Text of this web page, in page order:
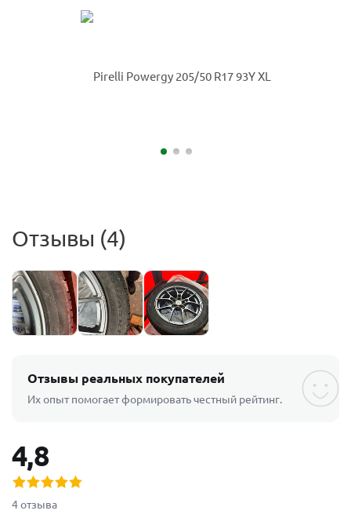
Отзывы (4)
Отзывы реальных покупателей
Их опыт помогает формировать честный рейтинг.
4,8
4 отзыва